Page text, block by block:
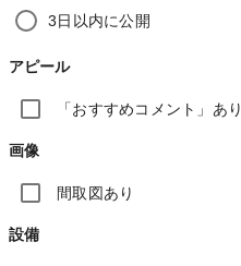
3日以内に公開
アピール
「おすすめコメント」あり
画像
間取図あり
設備